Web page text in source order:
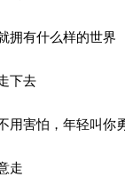
拥有什么样的世界
下去
害怕，年轻叫你勇
走